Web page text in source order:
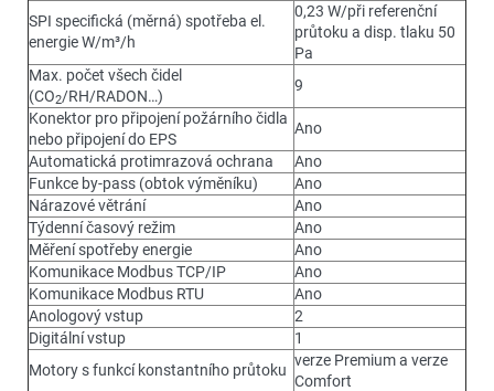
SPI specifická (měrná) spotřeba el.
energie W/m³/h
0,23 W/při referenční
průtoku a disp. tlaku 50
Pa
Max. počet všech čidel
(CO2/RH/RADON…)
9
Konektor pro připojení požárního čidla
nebo připojení do EPS
Ano
Automatická protimrazová ochrana
Ano
Funkce by-pass (obtok výměníku)
Ano
Nárazové větrání
Ano
Týdenní časový režim
Ano
Měření spotřeby energie
Ano
Komunikace Modbus TCP/IP
Ano
Komunikace Modbus RTU
Ano
Anologový vstup
2
Digitální vstup
1
Motory s funkcí konstantního průtoku
verze Premium a verze
Comfort